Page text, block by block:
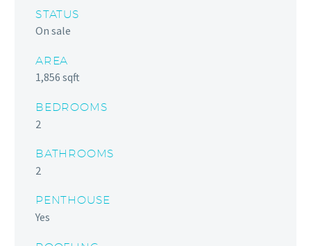
STATUS
On sale
AREA
1,856 sqft
BEDROOMS
2
BATHROOMS
2
PENTHOUSE
Yes